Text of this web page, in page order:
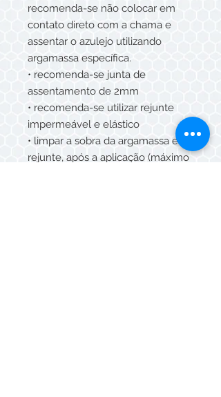
recomenda-se não colocar em
contato direto com a chama e
assentar o azulejo utilizando
argamassa específica.
• recomenda-se junta de
assentamento de 2mm
• recomenda-se utilizar rejunte
impermeável e elástico
• limpar a sobra da argamassa e do
rejunte, após a aplicação (máximo